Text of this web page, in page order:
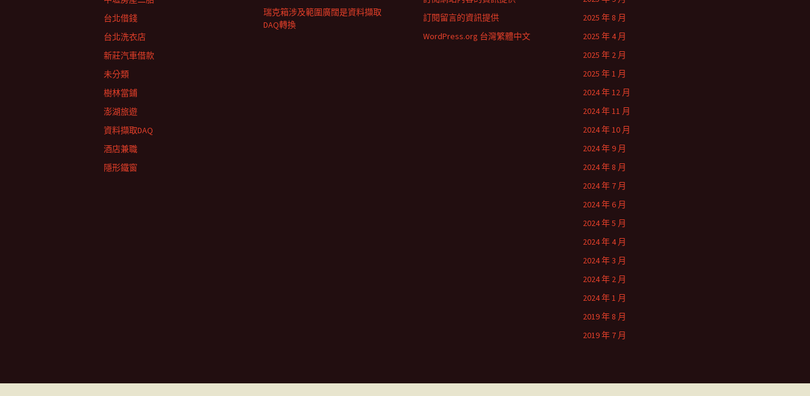
瑞克箱涉及範圍廣闊是資料擷取
DAQ轉換
2025 年 8 月
2025 年 4 月
2025 年 2 月
2025 年 1 月
2024 年 12 月
2024 年 11 月
2024 年 10 月
2024 年 9 月
2024 年 8 月
2024 年 7 月
2024 年 6 月
2024 年 5 月
2024 年 4 月
2024 年 3 月
2024 年 2 月
2024 年 1 月
2019 年 8 月
2019 年 7 月
台北借錢
台北洗衣店
新莊汽車借款
未分類
樹林當鋪
澎湖旅遊
資料擷取DAQ
酒店兼職
隱形鐵窗
訂閱留言的資訊提供
WordPress.org 台灣繁體中文